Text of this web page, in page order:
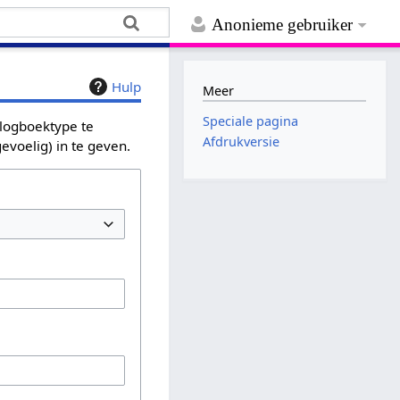
Anonieme gebruiker
Hulp
te
in te geven.
Meer
Speciale pagina
Afdrukversie